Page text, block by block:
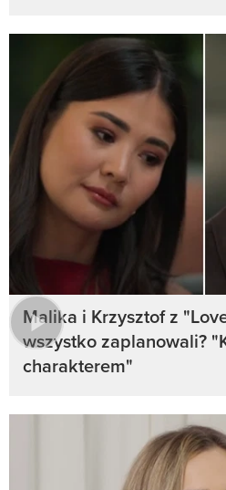
Malika i Krzysztof z
wszystko zaplanowali?
charakterem"